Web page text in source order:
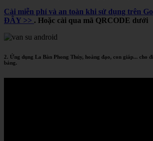
Cài miễn phí và an toàn khi sử dụng trên
ĐÂY >> . Hoặc cài qua mã QRCODE dưới
2. Ứng dụng La Bàn Phong Thủy, hoàng đạo, con giáp... cho
bảng.